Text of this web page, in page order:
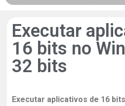
Executar
16 bits no
32 bits
Executar aplicativos de 16